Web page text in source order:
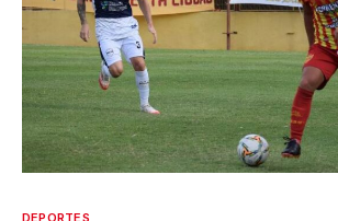
DEPORTES